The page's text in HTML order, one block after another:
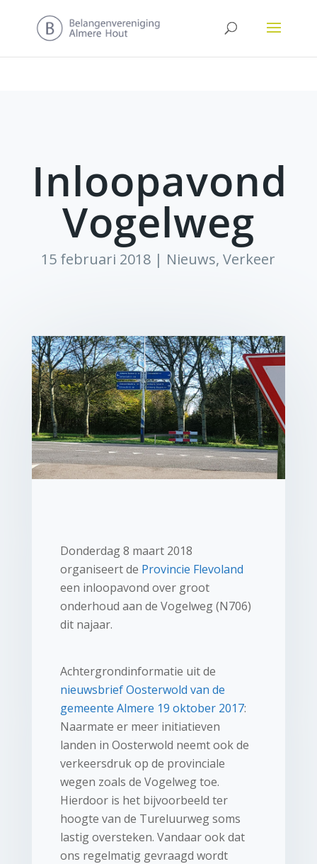
Inloopavond
Vogelweg
15 februari 2018 | Nieuws,Verkeer
Donderdag 8 maart 2018
organiseert de Provincie Flevoland
een inloopavond over groot
onderhoud aan de Vogelweg (N706)
dit najaar.
Achtergrondinformatie uit de
nieuwsbrief Oosterwold van de
gemeente Almere 19 oktober 2017:
Naarmate er meer initiatieven
landen in Oosterwold neemt ook de
verkeersdruk op de provinciale
wegen zoals de Vogelweg toe.
Hierdoor is het bijvoorbeeld ter
hoogte van de Tureluurweg soms
lastig oversteken. Vandaar ook dat
ons regelmatig gevraagd wordt